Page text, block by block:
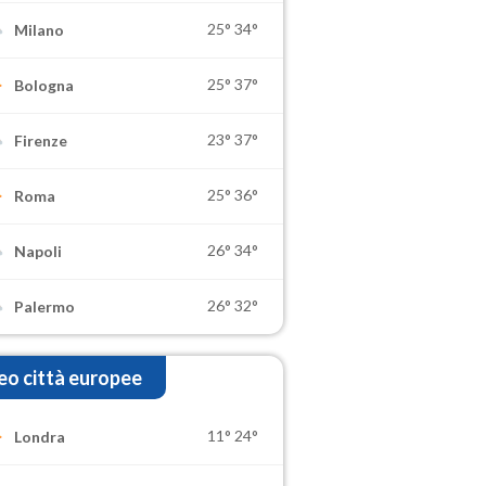
Milano 25° 34°
Bologna 25° 37°
Firenze 23° 37°
Roma 25° 36°
Napoli 26° 34°
Palermo 26° 32°
città europee
Londra 11° 24°